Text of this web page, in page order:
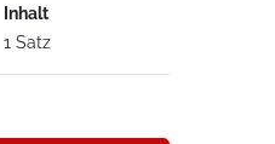
Inhalt
1 Satz